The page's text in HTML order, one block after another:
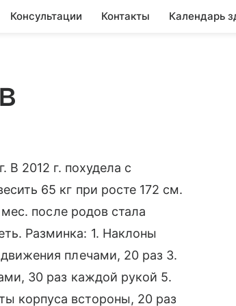
Консультации Контакты Календарь
В 2012 г. похудела с
65 кг при росте 172 см.
после родов стала
Разминка: 1. Наклоны
плечами, 20 раз 3.
30 раз каждой рукой 5.
корпуса встороны, 20 раз